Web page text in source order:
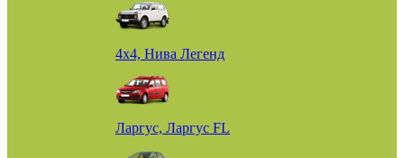
4х4, Нива Легенд
Ларгус, Ларгус FL